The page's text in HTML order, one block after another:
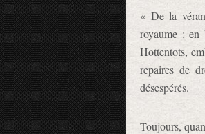
« De la
royaume : en
Hottentots,
repaires de
désespérés.
Toujours,